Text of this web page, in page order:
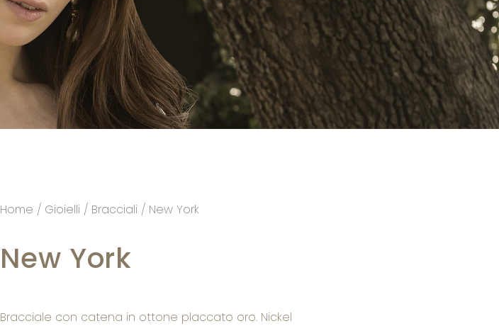
Home / Gioielli / Bracciali / New York
New York
Bracciale con catena in ottone placcato oro. Nickel